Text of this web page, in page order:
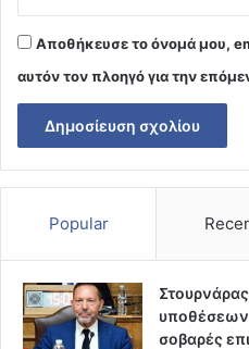
Αποθήκευσε το όνομά μου,
αυτόν τον πλοηγό για την
Popular
υποθέσεων
σοβαρές